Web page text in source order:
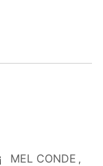
MEL CONDE ,